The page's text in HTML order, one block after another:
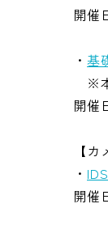
開催
・ 基
※
開催
【
・
開催